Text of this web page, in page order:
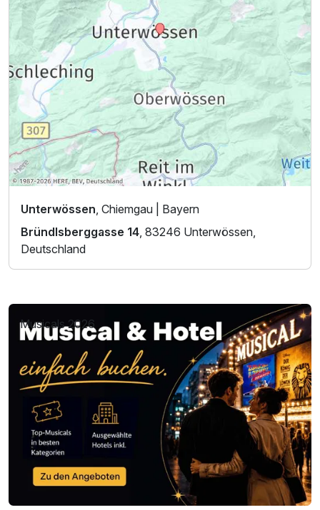
Unterwössen , Chiemgau | Bayern
Bründlsberggasse 14 , 83246 Unterwössen,
Deutschland
Musicals 2026